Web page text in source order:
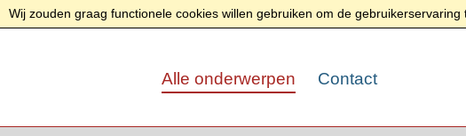
Wij zouden graag functionele cookies willen gebruiken om de
Alle onderwerpen Contact